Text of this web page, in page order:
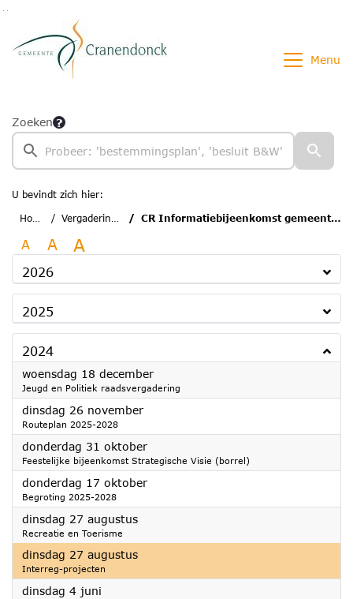
Ga naar de inhoud van deze pagina
Ga naar het zoeken
Ga naar het menu
Menu
Zoeken
U bevindt zich hier:
Home
Vergaderingen CR Informatiebijeenkomst gemeenteraad
A A A
2026
2025
2024
woensdag 18 december2024
Jeugd en Politiek raadsvergadering
dinsdag 26 november2024
Routeplan 2025-2028
donderdag 31 oktober2024
Feestelijke bijeenkomst Strategische Visie (borrel)
donderdag 17 oktober2024
Begroting 2025-2028
dinsdag 27 augustus2024
Recreatie en Toerisme
dinsdag 27 augustus2024
Interreg-projecten
dinsdag 4 juni